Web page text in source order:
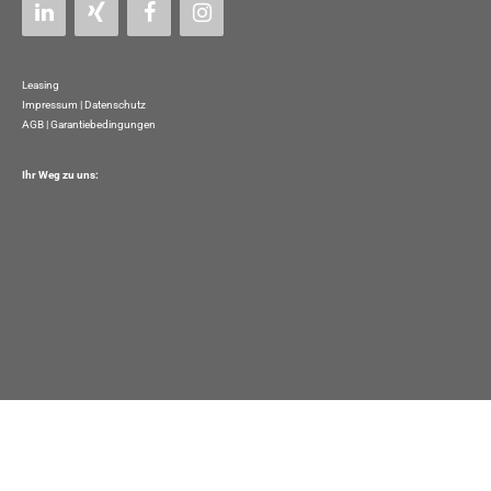
Leasing
Impressum |Datenschutz
AGB | Garantiebedingungen
Ihr Weg zu uns: